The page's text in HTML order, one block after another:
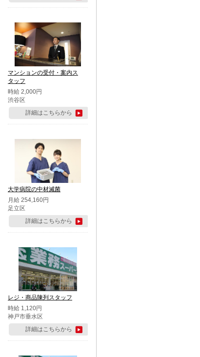
マンションの受付・案内ス
タッフ
時給 2,000円
渋谷区
詳細はこちらから
大学病院の中材滅菌
月給 254,160円
足立区
詳細はこちらから
レジ・商品陳列スタッフ
時給 1,120円
神戸市垂水区
詳細はこちらから